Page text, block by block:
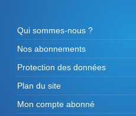
Qui sommes-nous ?
Nos abonnements
Protection des données
Plan du site
Mon compte abonné